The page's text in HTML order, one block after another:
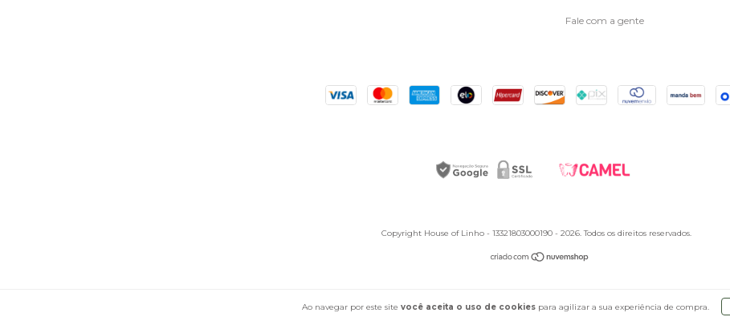
Ao navegar por este site você aceita o uso de cookies para agilizar a sua experiência de compra.
Fale com a gente
Copyright House of Linho - 13321803000190 - 2026. Todos os direitos reservados.